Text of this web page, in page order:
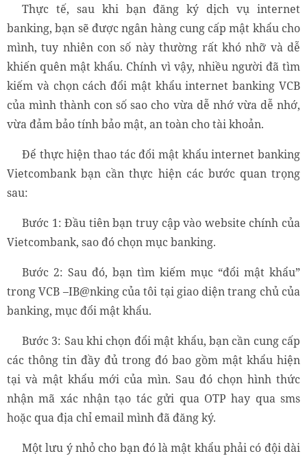
Thực tế, sau khi bạn đăng ký dịch vụ internet
banking, bạn sẽ được ngân hàng cung cấp mật khẩu cho
mình, tuy nhiên con số này thường rất khó nhỡ và dễ
khiến quên mật khẩu. Chính vì vậy, nhiều người đã tìm
kiếm và chọn cách đổi mật khẩu internet banking VCB
của mình thành con số sao cho vừa dễ nhớ vừa dễ nhớ,
vừa đảm bảo tính bảo mật, an toàn cho tài khoản.
Để thực hiện thao tác đổi mật khẩu internet banking
Vietcombank bạn cần thực hiện các bước quan trọng
sau:
Bước 1: Đầu tiên bạn truy cập vào website chính của
Vietcombank, sao đó chọn mục banking.
Bước 2: Sau đó, bạn tìm kiếm mục “đổi mật khẩu”
trong VCB –IB@nking của tôi tại giao diện trang chủ của
banking, mục đổi mật khẩu.
Bước 3: Sau khi chọn đổi mật khẩu, bạn cần cung cấp
các thông tin đầy đủ trong đó bao gồm mật khẩu hiện
tại và mật khẩu mới của mìn. Sau đó chọn hình thức
nhận mã xác nhận tạo tác gửi qua OTP hay qua sms
hoặc qua địa chỉ email mình đã đăng ký.
Một lưu ý nhỏ cho bạn đó là mật khẩu phải có đội dài